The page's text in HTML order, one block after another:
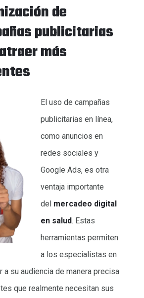
de
publicitarias
más
El uso de campañas
publicitarias en línea,
como anuncios en
redes sociales y
Google Ads, es otra
ventaja importante
del mercadeo digital
en salud. Estas
herramientas permiten
a los especialistas en
a su audiencia de manera precisa
que realmente necesitan sus